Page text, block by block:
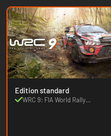
Edition standard
WRC 9: FIA World Rally